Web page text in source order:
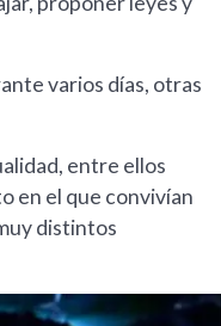
varios días, otras
entre ellos
en el que convivían
distintos